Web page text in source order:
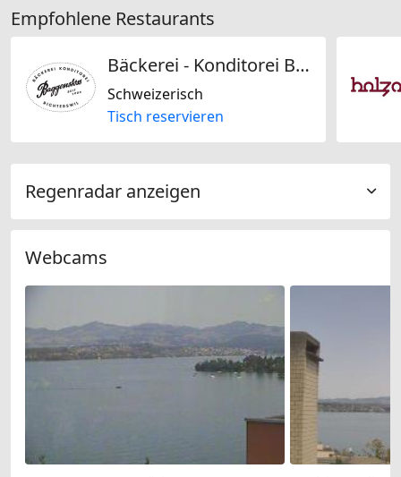
Empfohlene Restaurants
Bäckerei - Konditorei Baggenstoss
Schweizerisch
Tisch reservieren
Regenradar anzeigen
Webcams